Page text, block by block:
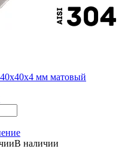
мм матовый
В наличии